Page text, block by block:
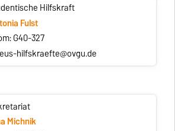
Hilfskraft
Fulst
G40-327
eus-hilfskraefte@ovgu.de
Michnik